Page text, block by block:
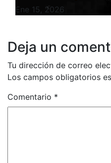
Ene 15, 2026
Deja un
Tu dirección de correo
Los campos obligatorios
Comentario *